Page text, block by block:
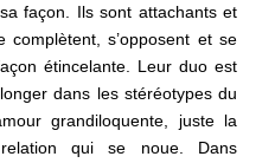
façon. Ils sont attachants et
s’opposent et se
étincelante. Leur duo est
dans les stéréotypes du
grandiloquente, juste la
relation qui se noue. Dans